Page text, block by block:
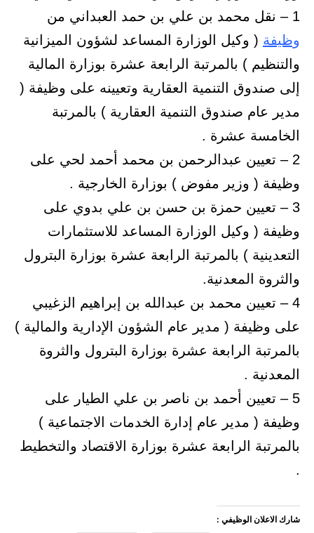
1 – نقل محمد بن علي بن حمد العبداني من
وظيفة ( وكيل الوزارة المساعد لشؤون الميزانية
والتنظيم ) بالمرتبة الرابعة عشرة بوزارة المالية
إلى صندوق التنمية العقارية وتعيينه على وظيفة (
مدير عام صندوق التنمية العقارية ) بالمرتبة
الخامسة عشرة .
2 – تعيين عبدالرحمن بن محمد أحمد لحي على
وظيفة ( وزير مفوض ) بوزارة الخارجية .
3 – تعيين حمزة بن حسن بن علي بدوي على
وظيفة ( وكيل الوزارة المساعد للاستثمارات
التعدينية ) بالمرتبة الرابعة عشرة بوزارة البترول
والثروة المعدنية.
4 – تعيين محمد بن عبدالله بن إبراهيم الزغيبي
على وظيفة ( مدير عام الشؤون الإدارية والمالية )
بالمرتبة الرابعة عشرة بوزارة البترول والثروة
المعدنية .
5 – تعيين أحمد بن ناصر بن علي الطيار على
وظيفة ( مدير عام إدارة الخدمات الاجتماعية )
بالمرتبة الرابعة عشرة بوزارة الاقتصاد والتخطيط
.
شارك الاعلان الوظيفي :